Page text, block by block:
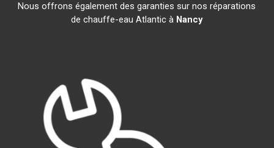
Nous offrons également des garanties sur nos réparations
de chauffe-eau Atlantic à Nancy